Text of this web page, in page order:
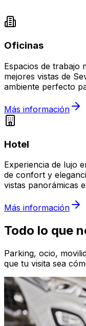
Oficinas
Espacios de trabajo
mejores vistas de
ambiente perfecto
Más información
Hotel
Experiencia de lujo
de confort y
vistas panorámicas
Más información
Todo lo que
Parking, ocio,
que tu visita sea